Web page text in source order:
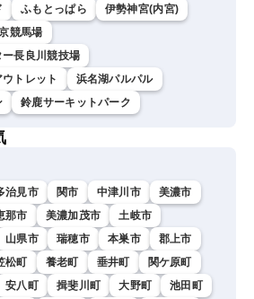
ふもとっぱら
伊勢神宮(内宮)
競馬場
長良川競技場
トレット
浜名湖パルパル
鈴鹿サーキットパーク
治見市 関市 中津川市
美濃市
那市 美濃加茂市
土岐市
山県市 瑞穂市 本巣市
郡上市
松町 養老町 垂井町
関ケ原町
安八町 揖斐川町 大野町
池田町